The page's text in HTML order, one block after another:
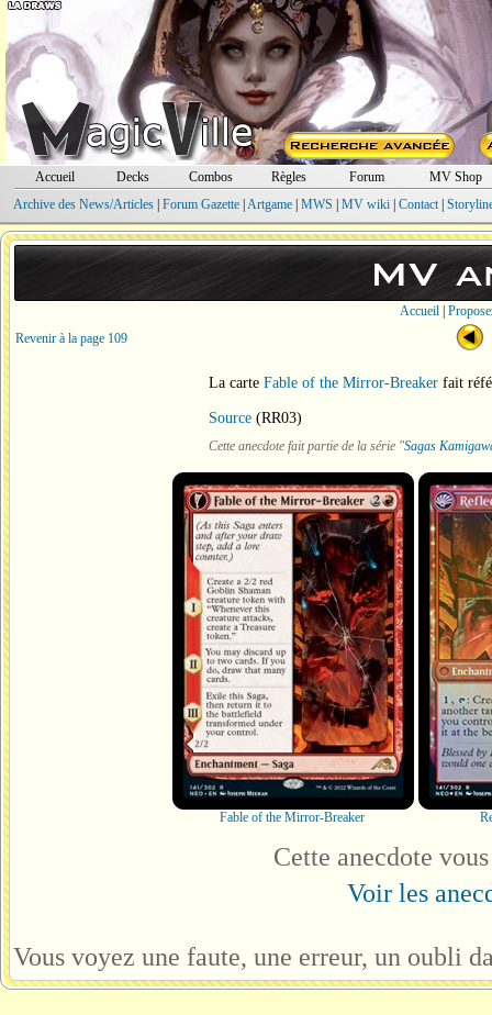
Accueil Decks Combos Règles Forum
MV Shop
Archive des News/Articles| Forum Gazette| Artgame| MWS MV wiki| Contact|
MV
Accueil
Revenir à la page 109
La carte Fable of the Mirror-Breaker fait
Source (RR03)
Cette anecdote fait partie de la série "Sagas
Fable of the Mirror-Breaker
Cette anecdote
Voir les
Vous voyez une faute, une erreur, un oubli